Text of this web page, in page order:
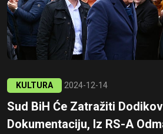
KULTURA 2024-12-14
Sud BiH Će Zatražiti
Dokumentaciju, Iz RS-A